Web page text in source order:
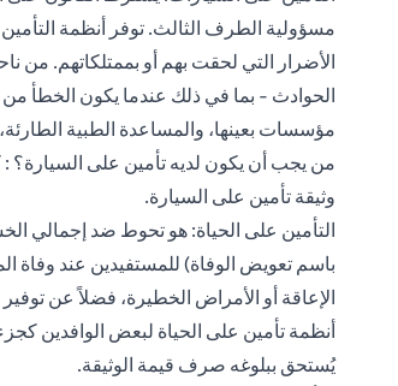
مسؤولية الطرف الثالث. توفر أنظمة
الأضرار التي لحقت بهم أو بممتلكاتهم. من
الحوادث - بما في ذلك عندما يكون الخطأ من
مؤسسات بعينها، والمساعدة الطبية
من يجب أن يكون لديه تأمين على
وثيقة تأمين على السيارة.
التأمين على الحياة: هو تحوط ضد إجمالي
باسم تعويض الوفاة) للمستفيدين عند وفاة
الإعاقة أو الأمراض الخطيرة، فضلاً عن
أنظمة تأمين على الحياة لبعض الوافدين
يُستحق ببلوغه صرف قيمة الوثيقة.